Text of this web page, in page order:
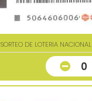
SORTEO DE LOTERIA NACIONAL
0